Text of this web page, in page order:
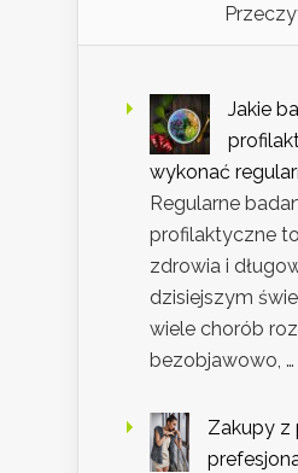
Jakie
wykonać
Regularne
profilaktyczne
zdrowia i
dzisiejszym
wiele chorób
bezobjawowo, …
Zakupy z